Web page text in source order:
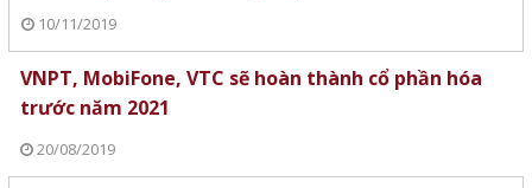
10/11/2019
VNPT, MobiFone, VTC sẽ hoàn thành cổ phần hóa
trước năm 2021
20/08/2019